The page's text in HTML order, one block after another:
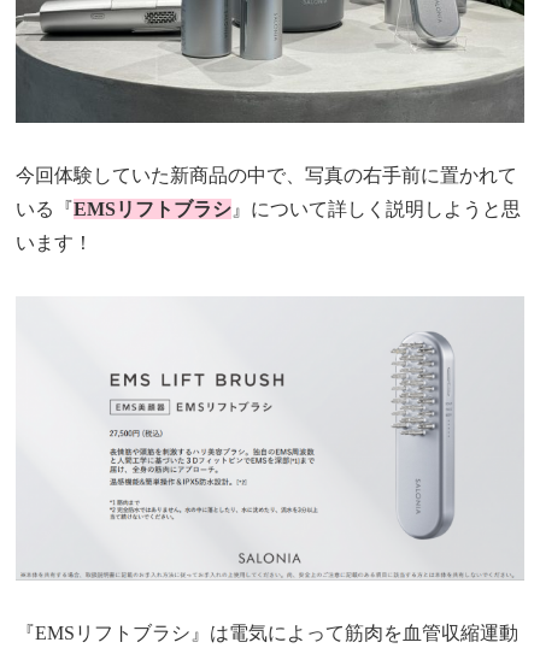
今回体験していた新商品の中で、写真の右手前に置かれて
いる『EMSリフトブラシ』について詳しく説明しようと思
います！
『EMSリフトブラシ』は電気によって筋肉を血管収縮運動